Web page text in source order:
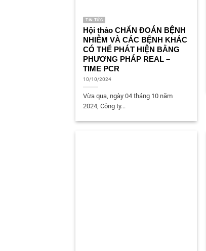
TIN TỨC
Hội thảo CHẨN ĐOÁN BỆNH
NHIỄM VÀ CÁC BỆNH KHÁC
CÓ THỂ PHÁT HIỆN BẰNG
PHƯƠNG PHÁP REAL –
TIME PCR
10/10/2024
Vừa qua, ngày 04 tháng 10 năm
2024, Công ty...